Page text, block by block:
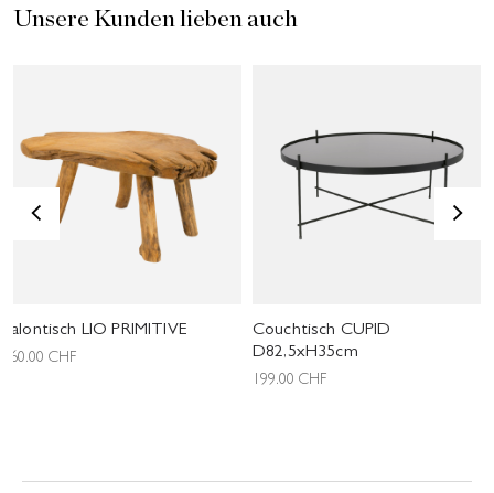
Unsere Kunden lieben auch
Salontisch LIO PRIMITIVE
260.00 CHF
Couchtisch CUPID
D82,5xH35cm
199.00 CHF
< >